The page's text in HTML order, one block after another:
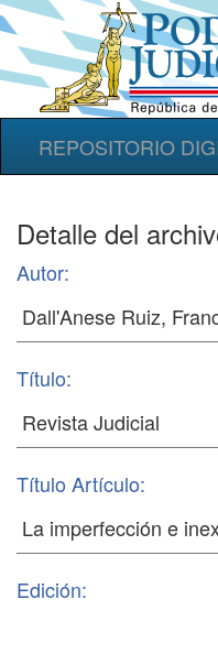
REPOSITORIO
Detalle del
Autor:
Título:
Título Artículo:
Edición: